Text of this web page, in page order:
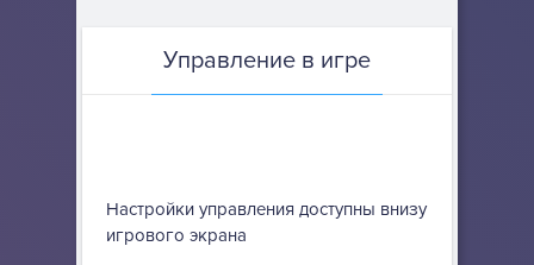
Управление в игре
Настройки управления доступны внизу
игрового экрана